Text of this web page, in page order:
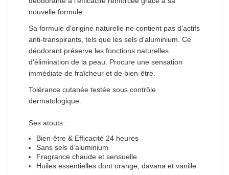
nouvelle formule.
Sa formule d'origine naturelle ne contient pas d'actifs
anti-transpirants, tels que les sels d'aluminium. Ce
déodorant préserve les fonctions naturelles
d'élimination de la peau. Procure une sensation
immédiate de fraîcheur et de bien-être.
Tolérance cutanée testée sous contrôle
dermatologique.
Ses atouts :
Bien-être & Efficacité 24 heures
Sans sels d’aluminium
Fragrance chaude et sensuelle
Huiles essentielles dont orange, davana et vanille